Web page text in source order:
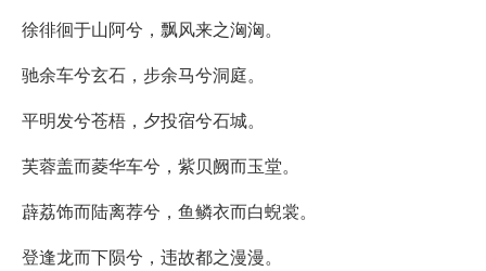
徐徘徊于山阿兮，飘风来之洶洶。
驰余车兮玄石，步余马兮洞庭。
平明发兮苍梧，夕投宿兮石城。
芙蓉盖而菱华车兮，紫贝阙而玉堂。
薜荔饰而陆离荐兮，鱼鳞衣而白蜺裳。
登逢龙而下陨兮，违故都之漫漫。